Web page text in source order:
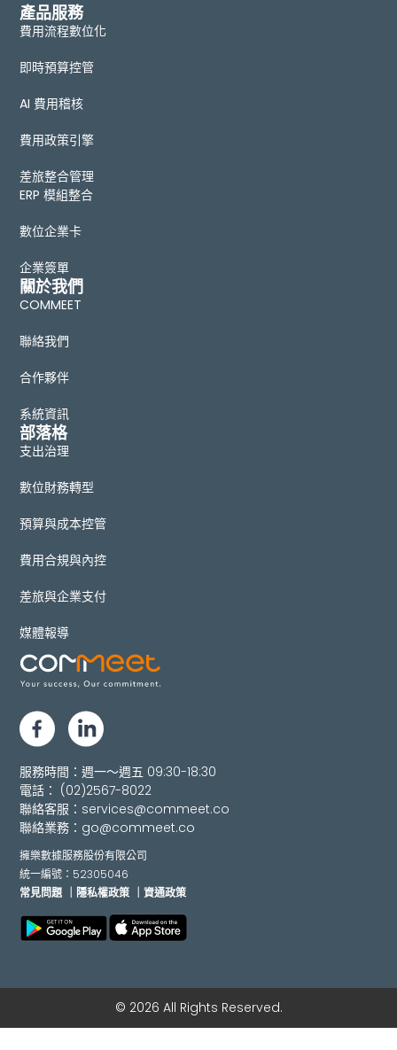
產品服務
費用流程數位化
即時預算控管
AI 費用稽核
費用政策引擎
差旅整合管理
ERP 模組整合
數位企業卡
企業簽單
關於我們
COMMEET
聯絡我們
合作夥伴
系統資訊
部落格
支出治理
數位財務轉型
預算與成本控管
費用合規與內控
差旅與企業支付
媒體報導
服務時間：週一～週五 09:30-18:30
電話： (02)2567-8022
聯絡客服： services@commeet.co
聯絡業務： go@commeet.co
擁樂數據服務股份有限公司
統一編號：52305046
常見問題
｜隱私權政策 ｜資通政策
© 2026 All Rights Reserved.